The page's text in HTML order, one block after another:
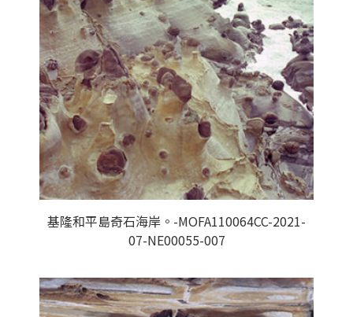
基隆和平島奇石海岸。-MOFA110064CC-2021-
07-NE00055-007